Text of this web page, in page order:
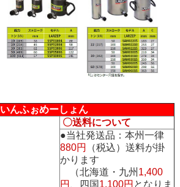
いんふぉめーしょん
〇送料について
●当社発送品：本州一律
880円
（税込）送料が掛
かります
（北海道・九州 1,400
円
、四国 1,100円 となりま